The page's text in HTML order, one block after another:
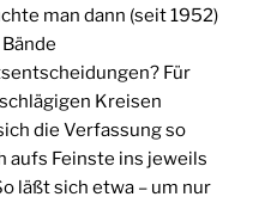
man dann (seit 1952)
Für
Kreisen
die Verfassung so
aufs Feinste ins jeweils
läßt sich etwa – um nur